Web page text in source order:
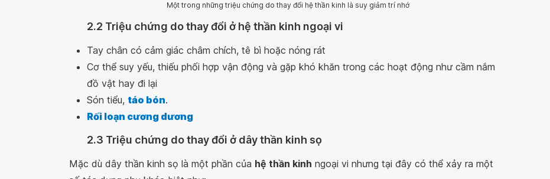
Một trong những triệu chứng do thay đổi hệ thần kinh là suy giảm trí nhớ
2.2 Triệu chứng do thay đổi ở hệ thần kinh ngoại vi
Tay chân có cảm giác châm chích, tê bì hoặc nóng rát
Cơ thể suy yếu, thiếu phối hợp vận động và gặp khó khăn trong các hoạt động như cầm nắm
đồ vật hay đi lại
Són tiểu, táo bón.
Rối loạn cương dương
2.3 Triệu chứng do thay đổi ở dây thần kinh sọ
Mặc dù dây thần kinh sọ là một phần của hệ thần kinh ngoại vi nhưng tại đây có thể xảy ra một